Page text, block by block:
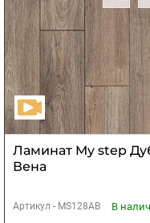
Ламинат My step
Вена
Артикул - MS128AB
В